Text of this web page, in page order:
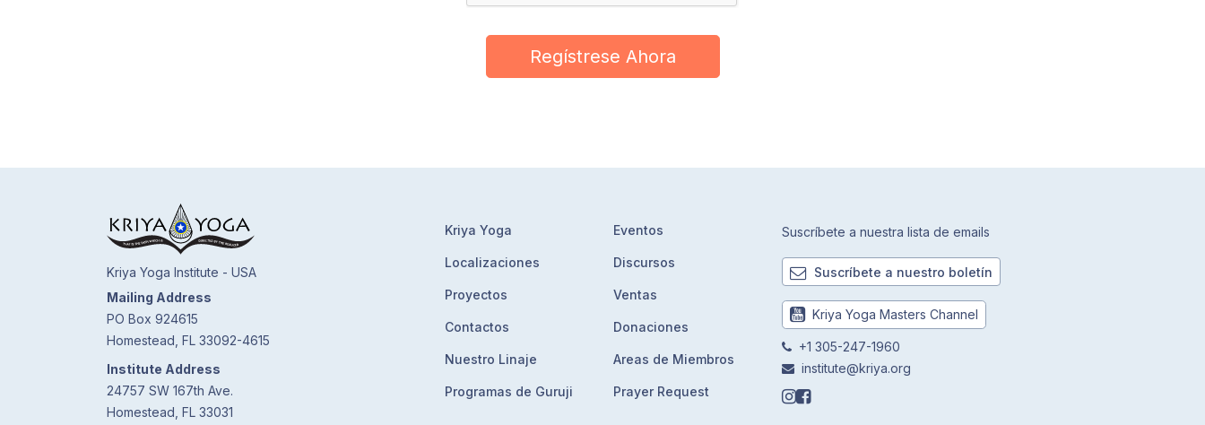
Regístrese Ahora
Kriya Yoga Institute - USA
Mailing Address
PO Box 924615
Homestead, FL 33092-4615
Institute Address
24757 SW 167th Ave.
Homestead, FL 33031
Kriya Yoga
Localizaciones
Proyectos
Contactos
Nuestro Linaje
Programas de Guruji
Eventos
Discursos
Ventas
Donaciones
Areas de Miembros
Prayer Request
Suscríbete a nuestra lista de emails
Suscríbete a nuestro boletín
Kriya Yoga Masters Channel
+1 305-247-1960
institute@kriya.org